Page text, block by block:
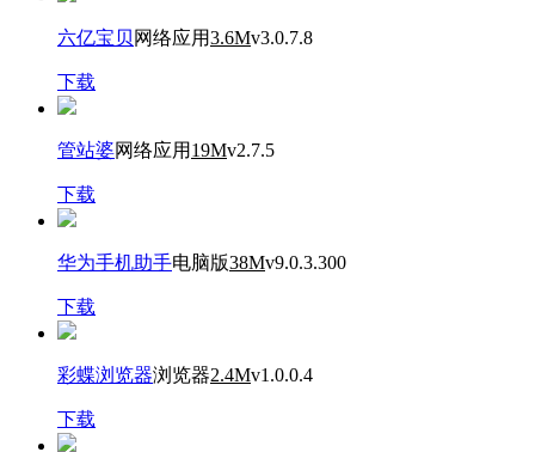
六亿宝贝 网络应用3.6Mv3.0.7.8
下载
管站婆网络应用 19Mv2.7.5
下载
华为手机助手电脑版38Mv9.0.3.300
下载
彩蝶浏览器浏览器2.4Mv1.0.0.4
下载